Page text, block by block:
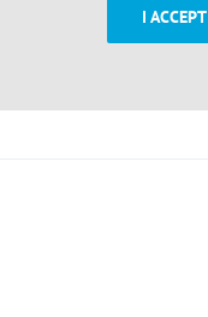
I ACCEPT